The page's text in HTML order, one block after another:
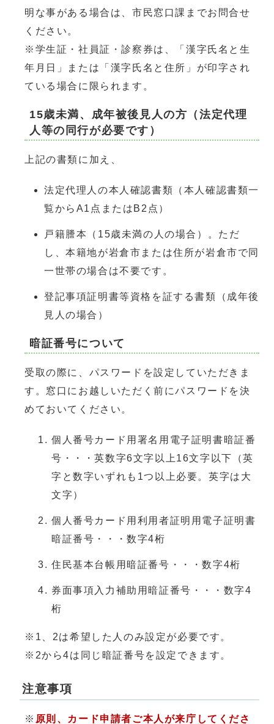
明な事がある場合は、市民窓口課までお問合せ
ください。
※学生証・社員証・診察券は、「漢字氏名と生
年月日」または「漢字氏名と住所」が印字され
ている場合に限られます。
15歳未満、成年被後見人の方（法定代理
人等の同行が必要です）
上記の書類に加え、
法定代理人の本人確認書類（本人確認書類一
覧からA1点またはB2点）
戸籍謄本（15歳未満の人の場合）。ただ
し、本籍地が岩倉市または住所が岩倉市で同
一世帯の場合は不要です。
登記事項証明書等資格を証する書類（成年後
見人の場合）
暗証番号について
受取の際に、パスワードを設定していただきま
す。窓口にお越しいただく前にパスワードを決
めておいてください。
個人番号カード用署名用電子証明書暗証番
号・・・英数字6文字以上16文字以下（英
字と数字いずれも1つ以上必要。英字は大
文字）
個人番号カード用利用者証明用電子証明書
暗証番号・・・数字4桁
住民基本台帳用暗証番号・・・数字4桁
券面事項入力補助用暗証番号・・・数字4
桁
※1、2は希望した人のみ設定が必要です。
※2から4は同じ暗証番号を設定できます。
注意事項
※ 原則、カード申請者ご本人が来庁してくださ